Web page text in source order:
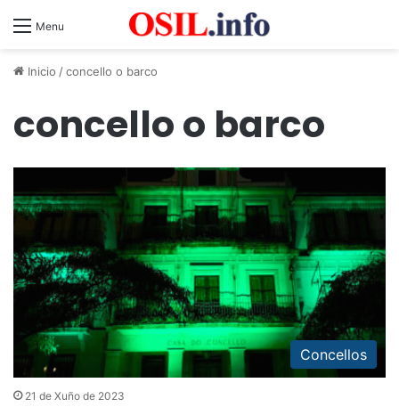
Menu
Inicio /concello o barco
concello o barco
Concellos
21 de Xuño de 2023